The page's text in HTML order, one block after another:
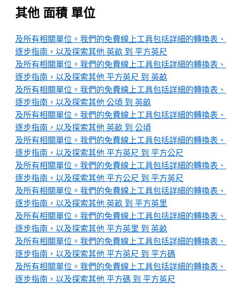
其他 面積 單位
及所有相關單位。我們的免費線上工具包括詳細的轉換表、
逐步指南，以及探索其他 英畝 到 平方英尺
及所有相關單位。我們的免費線上工具包括詳細的轉換表、
逐步指南，以及探索其他 平方英尺 到 英畝
及所有相關單位。我們的免費線上工具包括詳細的轉換表、
逐步指南，以及探索其他 公頃 到 英畝
及所有相關單位。我們的免費線上工具包括詳細的轉換表、
逐步指南，以及探索其他 英畝 到 公頃
及所有相關單位。我們的免費線上工具包括詳細的轉換表、
逐步指南，以及探索其他 平方英尺 到 平方公尺
及所有相關單位。我們的免費線上工具包括詳細的轉換表、
逐步指南，以及探索其他 平方公尺 到 平方英尺
及所有相關單位。我們的免費線上工具包括詳細的轉換表、
逐步指南，以及探索其他 英畝 到 平方英里
及所有相關單位。我們的免費線上工具包括詳細的轉換表、
逐步指南，以及探索其他 平方英里 到 英畝
及所有相關單位。我們的免費線上工具包括詳細的轉換表、
逐步指南，以及探索其他 平方英尺 到 平方碼
及所有相關單位。我們的免費線上工具包括詳細的轉換表、
逐步指南，以及探索其他 平方碼 到 平方英尺